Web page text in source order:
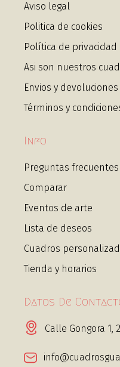
Aviso legal
Politica de cookies
Política de privacidad
Asi son nuestros
Envios y devoluciones
Términos y
Info
Preguntas frecuentes
Comparar
Eventos de arte
Lista de deseos
Cuadros
Tienda y horarios
Datos De
Calle Gongora 1,